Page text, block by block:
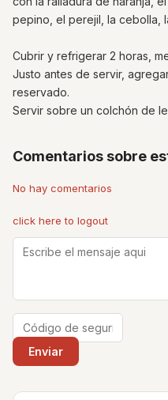
pepino, el perejil, la cebolla,
Cubrir y refrigerar 2 horas,
Justo antes de servir,
reservado.
Servir sobre un colchón de
Comentarios sobre
No hay comentarios
click here to logout